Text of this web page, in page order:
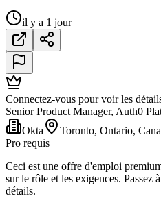
il y a 1 jour
Connectez-vous pour voir les
Senior Product Manager, Auth0
Okta
Toronto, Ontario,
Pro requis
Ceci est une offre d'emploi
sur le rôle et les exigences. Passez
détails.